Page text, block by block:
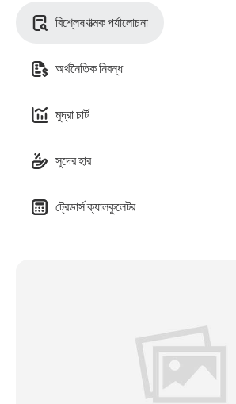
বিশ্লেষণাত্মক পর্যালোচনা
অর্থনৈতিক নিবন্ধ
মুদ্রা চার্ট
সুদের হার
ট্রেডার্স ক্যালকুলেটর